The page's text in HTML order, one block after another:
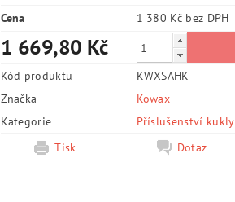
Cena
1 380 Kč bez DPH
1 669,80 Kč
Kód produktu
KWXSAHK
Značka
Kowax
Kategorie
Příslušenství kukly
Tisk
Dotaz